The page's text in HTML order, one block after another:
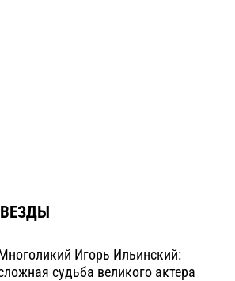
Игорь Ильинский:
судьба великого актера